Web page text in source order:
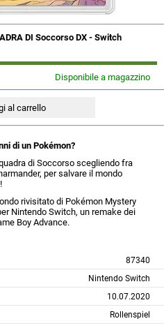
DI Soccorso DX - Switch
Disponibile a magazzino
di un Pokémon?
di Soccorso scegliendo fra
per salvare il mondo
rivisitato di Pokémon Mystery
Nintendo Switch, un remake dei
Boy Advance.
87340
Nintendo Switch
10.07.2020
Rollenspiel